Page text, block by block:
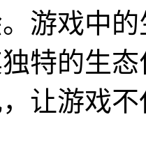
游戏中
特的生
让游戏